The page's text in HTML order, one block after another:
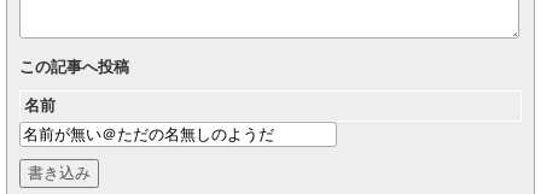
この記事へ投稿
名前